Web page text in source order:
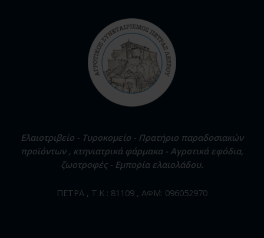
Ελαιοτριβείο - Τυροκομείο - Πρατήριο παραδοσιακών
προϊόντων , κτηνιατρικά φάρμακα - Αγροτικά εφόδια,
ζωοτροφές - Εμπορία ελαιολάδου.
ΠΕΤΡΑ , Τ.Κ : 81109 , ΑΦΜ: 096052970